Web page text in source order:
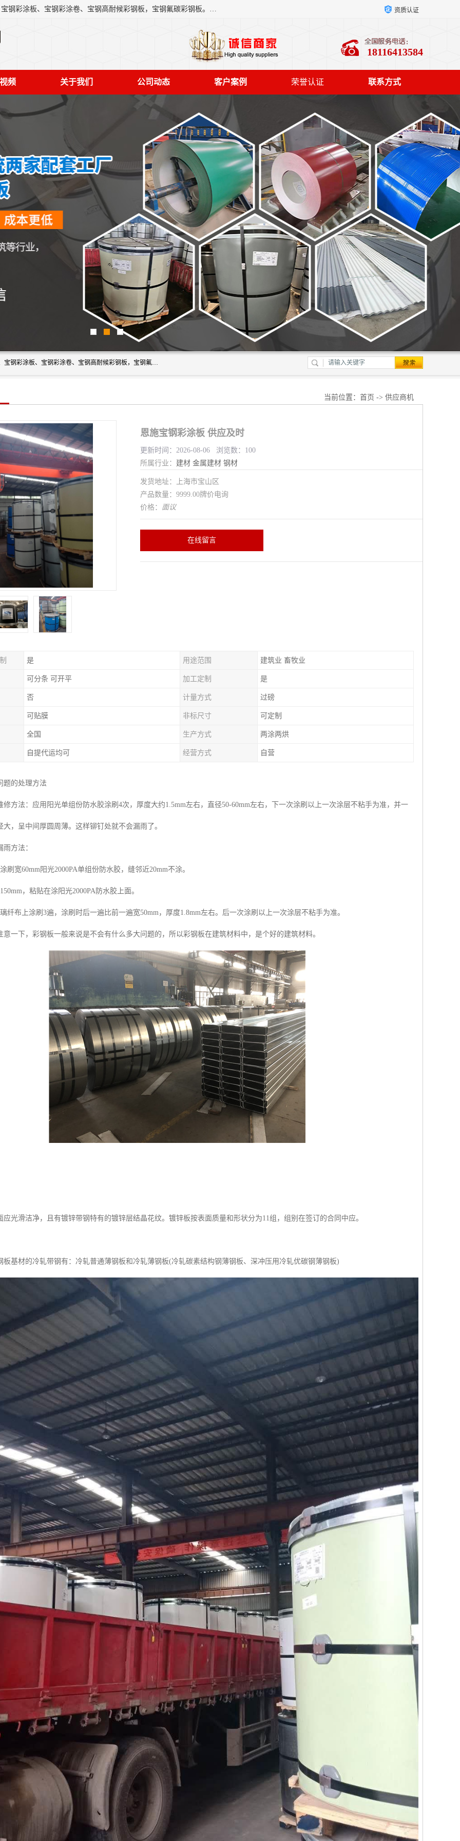
上海轩本实业有限公司主营产品：宝钢彩钢板、宝钢彩钢卷、宝钢彩涂板、宝钢彩涂卷、宝钢高耐候彩钢板，宝钢氟碳彩钢板。是一家集钢铁贸易，物流、加工为一体的产业全配套公司。 资质认证
18116413584
频 关于我们 公司动态 客户案例 荣誉认证 联系方式
上海轩本实业有限公司主营产品：宝钢彩钢板、宝钢彩钢卷、宝钢彩涂板、宝钢彩涂卷、宝钢高耐候彩钢板，宝钢氟碳彩钢板。是一家集钢铁贸易，物流、加工为一体的产业全配套公司。
当前位置： 首页 -> 供应商机
恩施宝钢彩涂板 供应及时
更新时间：2026-08-06 浏览数：100
所属行业： 建材 金属建材 钢材
发货地址：上海市宝山区
产品数量：9999.00牌价电询
价格： 面议
在线留言
是 用途范围 建筑业 畜牧业
可分条 可开平 加工定制 是
否 计量方式 过磅
可贴膜 非标尺寸 可定制
全国 生产方式 两涂两烘
自提代运均可 经营方式 自营
题的处理方法
修方法：应用阳光单组份防水胶涂刷4次，厚度大约1.5mm左右，直径50-60mm左右，下一次涂刷以上一次涂层不粘手为准，并一
大，呈中间厚圆周薄。这样铆钉处就不会漏雨了。
方法：
刷宽60mm阳光2000PA单组份防水胶，缝邻近20mm不涂。
，粘贴在涂阳光2000PA防水胶上面。
纤布上涂刷3遍，涂刷时后一遍比前一遍宽50mm，厚度1.8mm左右。后一次涂刷以上一次涂层不粘手为准。
意一下，彩钢板一般来说是不会有什么多大问题的，所以彩钢板在建筑材料中，是个好的建筑材料。
应光滑洁净，且有镀锌带钢特有的镀锌层结晶花纹。镀锌板按表面质量和形状分为11组，组别在签订的合同中应。
板基材的冷轧带钢有：冷轧普通薄钢板和冷轧薄钢板(冷轧碳素结构钢薄钢板、深冲压用冷轧优碳钢薄钢板)